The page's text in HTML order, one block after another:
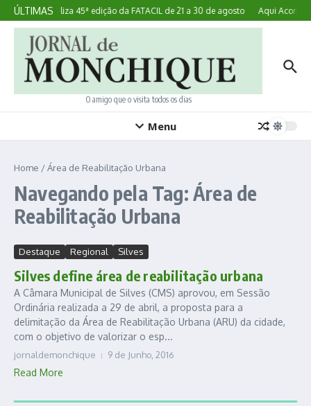
Ir para o conteúdo
ÚLTIMAS
Lagoa realiza 45ª edição da FATACIL de 21 a 30 de agosto Aqui
O amigo que o visita todos os dias
Menu
Home /Área de Reabilitação Urbana
Navegando pela Tag: Área de
Reabilitação Urbana
Destaque Regional Silves
Silves define área de reabilitação urbana
A Câmara Municipal de Silves (CMS) aprovou, em Sessão
Ordinária realizada a 29 de abril, a proposta para a
delimitação da Área de Reabilitação Urbana (ARU) da cidade,
com o objetivo de valorizar o esp...
jornaldemonchique 9 de Junho, 2016
Read More